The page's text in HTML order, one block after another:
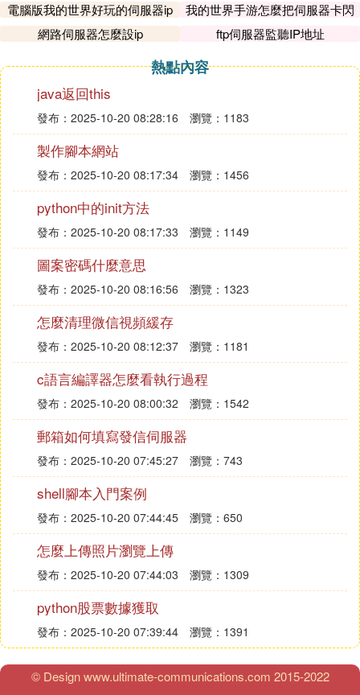
電腦版我的世界好玩的伺服器ip
我的世界手游怎麼把伺服器卡閃
退
網路伺服器怎麼設ip ftp伺服器監聽IP地址
熱點內容
java返回this
發布：2025-10-20 08:28:16 瀏覽：1183
製作腳本網站
發布：2025-10-20 08:17:34 瀏覽：1456
python中的init方法
發布：2025-10-20 08:17:33 瀏覽：1149
圖案密碼什麼意思
發布：2025-10-20 08:16:56 瀏覽：1323
怎麼清理微信視頻緩存
發布：2025-10-20 08:12:37 瀏覽：1181
c語言編譯器怎麼看執行過程
發布：2025-10-20 08:00:32 瀏覽：1542
郵箱如何填寫發信伺服器
發布：2025-10-20 07:45:27 瀏覽：743
shell腳本入門案例
發布：2025-10-20 07:44:45 瀏覽：650
怎麼上傳照片瀏覽上傳
發布：2025-10-20 07:44:03 瀏覽：1309
python股票數據獲取
發布：2025-10-20 07:39:44 瀏覽：1391
© Design www.ultimate-communications.com 2015-2022